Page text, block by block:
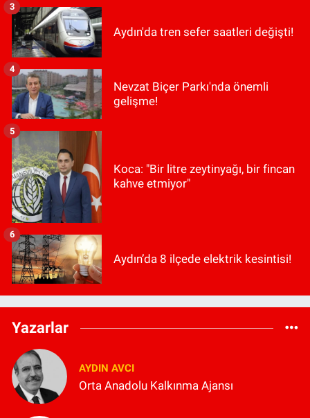
Aydın'da tren sefer saatleri değişti!
3
Nevzat Biçer Parkı'nda önemli
gelişme!
4
Koca: "Bir litre zeytinyağı, bir fincan
kahve etmiyor"
5
Aydın’da 8 ilçede elektrik kesintisi!
6
Yazarlar
AYDIN AVCI
Orta Anadolu Kalkınma Ajansı